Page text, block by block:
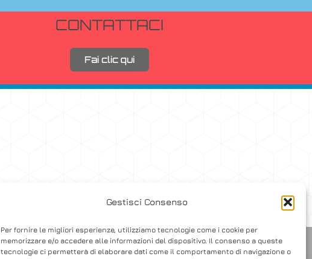
Gestisci Consenso
Per fornire le migliori esperienze, utilizziamo tecnologie come i cookie per
memorizzare e/o accedere alle informazioni del dispositivo. Il consenso a queste
tecnologie ci permetterà di elaborare dati come il comportamento di navigazione o
CONTATTACI
Fai clic qui